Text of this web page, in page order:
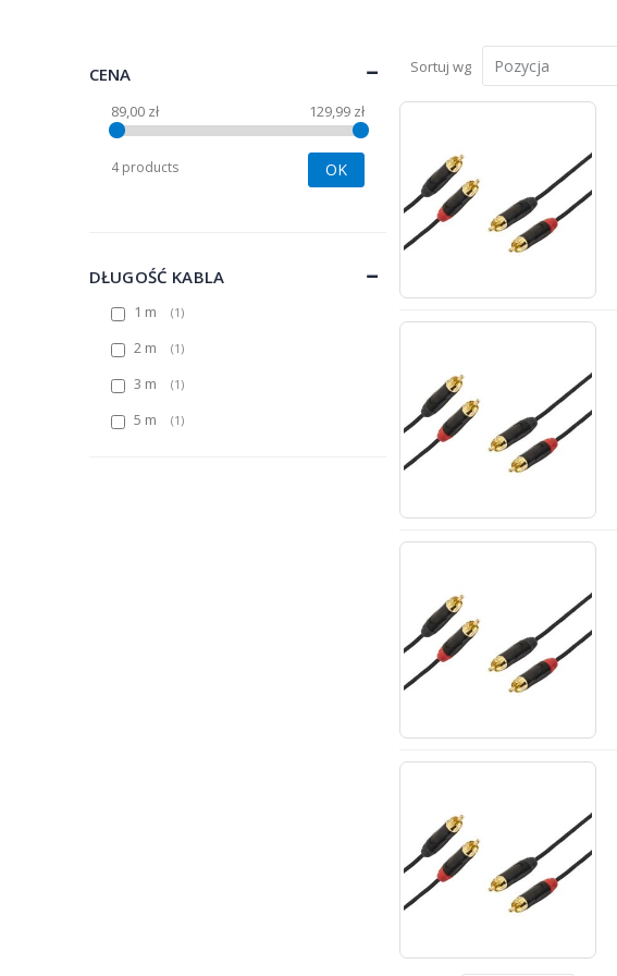
Sortuj wg
CENA
89,00 zł 129,99 zł
4 products OK
DŁUGOŚĆ KABLA
1 m 1
2 m 1
3 m 1
5 m 1